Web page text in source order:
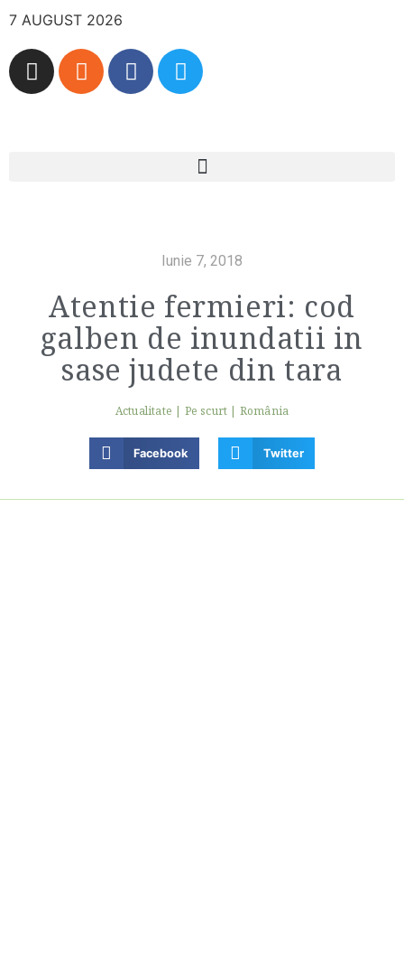
7 AUGUST 2026
Iunie 7, 2018
Atentie fermieri: cod
galben de inundatii in
sase judete din tara
Actualitate | Pe scurt | România
Facebook Twitter